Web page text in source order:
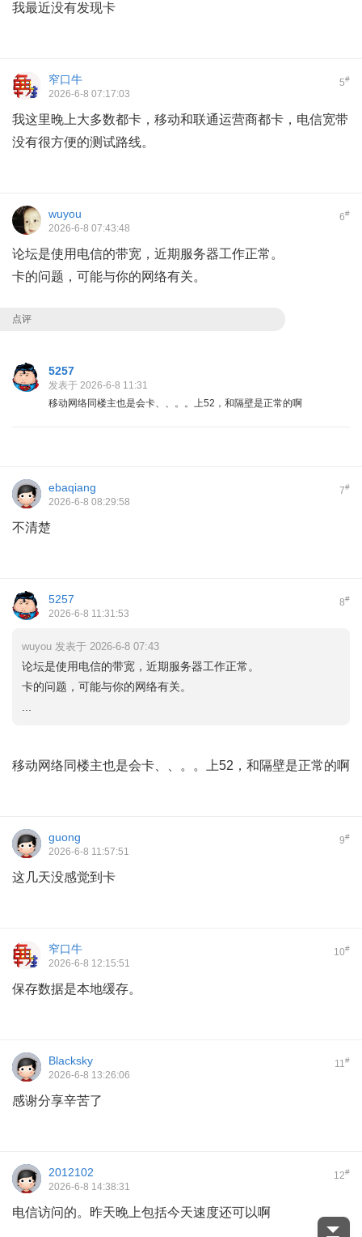
我最近没有发现卡
5#
窄口牛
2026-6-8 07:17:03
我这里晚上大多数都卡，移动和联通运营商都卡，电信宽带
没有很方便的测试路线。
6#
wuyou
2026-6-8 07:43:48
论坛是使用电信的带宽，近期服务器工作正常。
卡的问题，可能与你的网络有关。
点评
5257
发表于 2026-6-8 11:31
移动网络同楼主也是会卡、、。。上52，和隔壁是正常的啊
7#
ebaqiang
2026-6-8 08:29:58
不清楚
8#
5257
2026-6-8 11:31:53
wuyou 发表于 2026-6-8 07:43
论坛是使用电信的带宽，近期服务器工作正常。
卡的问题，可能与你的网络有关。
移动网络同楼主也是会卡、、。。上52，和隔壁是正常的啊
9#
guong
2026-6-8 11:57:51
这几天没感觉到卡
10#
窄口牛
2026-6-8 12:15:51
保存数据是本地缓存。
11#
Blacksky
2026-6-8 13:26:06
感谢分享辛苦了
12#
2012102
2026-6-8 14:38:31
电信访问的。昨天晚上包括今天速度还可以啊